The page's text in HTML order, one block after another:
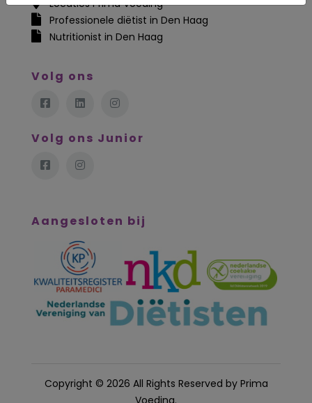
Locaties Prima Voeding
Professionele diëtist in Den Haag
Nutritionist in Den Haag
Volg ons
Volg ons Junior
Aangesloten bij
Copyright © 2026 All Rights Reserved by Prima